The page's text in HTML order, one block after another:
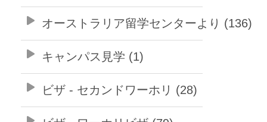
オーストラリア留学センターより (136)
キャンパス見学 (1)
ビザ - セカンドワーホリ (28)